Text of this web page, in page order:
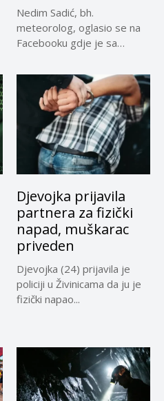
Nedim Sadić, bh.
meteorolog, oglasio se na
Facebooku gdje je sa
Djevojka prijavila
partnera za fizički
napad, muškarac
priveden
Djevojka (24) prijavila je
policiji u Živinicama da ju je
fizički napao...